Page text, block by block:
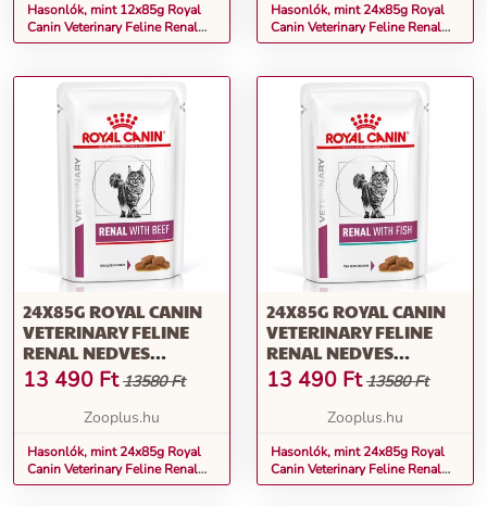
Hasonlók, mint 12x85g Royal
Canin Veterinary Feline Renal
hal nedves macskatáp
Hasonlók, mint 24x85g Royal
Canin Veterinary Feline Renal
nedves macskatáp-csirke
24X85G ROYAL CANIN
VETERINARY FELINE
RENAL NEDVES
MACSKATÁP-MARHA
13 490 Ft 13580 Ft
Zooplus.hu
Hasonlók, mint 24x85g Royal
Canin Veterinary Feline Renal
nedves macskatáp-marha
24X85G ROYAL CANIN
VETERINARY FELINE
RENAL NEDVES
MACSKATÁPHAL
13 490 Ft 13580 Ft
Zooplus.hu
Hasonlók, mint 24x85g Royal
Canin Veterinary Feline Renal
nedves macskatáphal